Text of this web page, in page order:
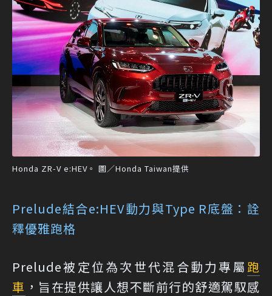
Honda ZR-V e:HEV。 圖／Honda Taiwan提供
Prelude結合e:HEV動力與Type R底盤：詮
釋優雅跑格
Prelude被定位為次世代混合動力專屬 跑
車 ，旨在提供讓人想不斷前行的舒適駕馭感